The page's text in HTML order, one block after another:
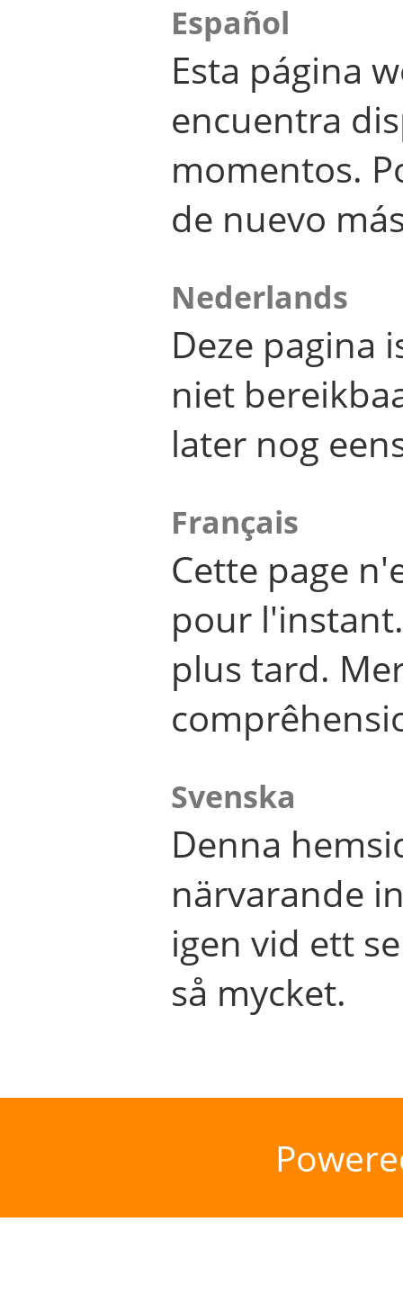
Español
Esta página
encuentra
momentos.
de nuevo
Nederlands
Deze pagina
niet
later nog
Français
Cette page
pour
plus tard.
Svenska
Denna
närvarande
igen vid ett
så mycket.